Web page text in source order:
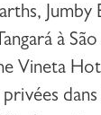
, Jumby
à
Vineta